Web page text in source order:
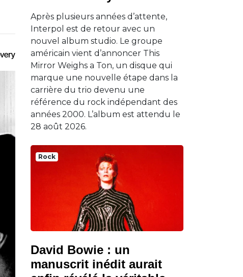
Après plusieurs années d’attente,
Interpol est de retour avec un
nouvel album studio. Le groupe
américain vient d’annoncer This
Mirror Weighs a Ton, un disque qui
marque une nouvelle étape dans la
carrière du trio devenu une
référence du rock indépendant des
années 2000. L’album est attendu le
28 août 2026.
Rock
David Bowie : un
manuscrit inédit aurait